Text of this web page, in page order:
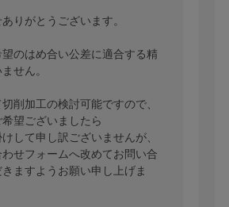
りがとうございます。
のはめ合い公差に適合する精
せん。
削加工の検討可能ですので、
望ございましたら
して申し訳ございませんが、
せフォームへ改めてお問い合
ますようお願い申し上げま